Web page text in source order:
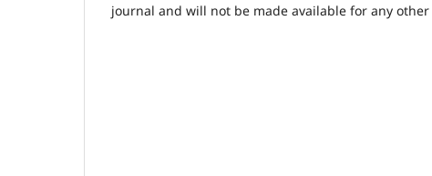
journal and will not be made available for any